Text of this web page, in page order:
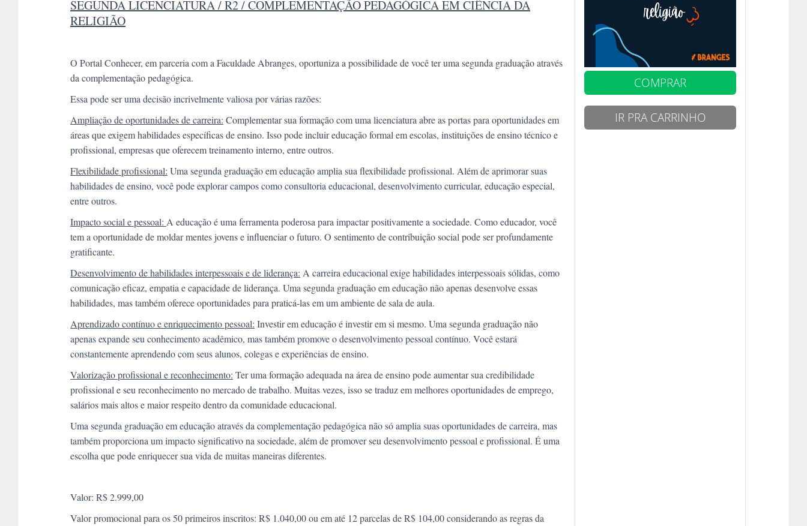
SEGUNDA LICENCIATURA / R2 / COMPLEMENTAÇÃO PEDAGÓGICA EM CIÊNCIA DA
RELIGIÃO
O Portal Conhecer, em parceria com a Faculdade Abranges, oportuniza a possibilidade de você ter uma segunda graduação através
da complementação pedagógica.
Essa pode ser uma decisão incrivelmente valiosa por várias razões:
Ampliação de oportunidades de carreira: Complementar sua formação com uma licenciatura abre as portas para oportunidades em
áreas que exigem habilidades específicas de ensino. Isso pode incluir educação formal em escolas, instituições de ensino técnico e
profissional, empresas que oferecem treinamento interno, entre outros.
Flexibilidade profissional: Uma segunda graduação em educação amplia sua flexibilidade profissional. Além de aprimorar suas
habilidades de ensino, você pode explorar campos como consultoria educacional, desenvolvimento curricular, educação especial,
entre outros.
Impacto social e pessoal: A educação é uma ferramenta poderosa para impactar positivamente a sociedade. Como educador, você
tem a oportunidade de moldar mentes jovens e influenciar o futuro. O sentimento de contribuição social pode ser profundamente
gratificante.
Desenvolvimento de habilidades interpessoais e de liderança: A carreira educacional exige habilidades interpessoais sólidas, como
comunicação eficaz, empatia e capacidade de liderança. Uma segunda graduação em educação não apenas desenvolve essas
habilidades, mas também oferece oportunidades para praticá-las em um ambiente de sala de aula.
Aprendizado contínuo e enriquecimento pessoal: Investir em educação é investir em si mesmo. Uma segunda graduação não
apenas expande seu conhecimento acadêmico, mas também promove o desenvolvimento pessoal contínuo. Você estará
constantemente aprendendo com seus alunos, colegas e experiências de ensino.
Valorização profissional e reconhecimento: Ter uma formação adequada na área de ensino pode aumentar sua credibilidade
profissional e seu reconhecimento no mercado de trabalho. Muitas vezes, isso se traduz em melhores oportunidades de emprego,
salários mais altos e maior respeito dentro da comunidade educacional.
Uma segunda graduação em educação através da complementação pedagógica não só amplia suas oportunidades de carreira, mas
também proporciona um impacto significativo na sociedade, além de promover seu desenvolvimento pessoal e profissional. É uma
escolha que pode enriquecer sua vida de muitas maneiras diferentes.
Valor: R$ 2.999,00
Valor promocional para os 50 primeiros inscritos: R$ 1.040,00 ou em até 12 parcelas de R$ 104,00 considerando as regras da
COMPRAR
IR PRA CARRINHO